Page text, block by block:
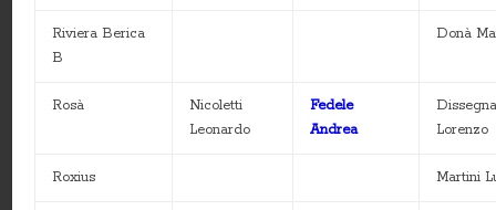
Riviera Berica
B
Donà
Rosà
Nicoletti
Leonardo
Fedele
Andrea
Lorenzo
Roxius Martini